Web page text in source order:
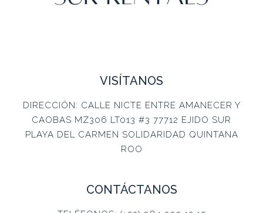
VISÍTANOS
DIRECCIÓN: CALLE NICTE ENTRE AMANECER Y
CAOBAS MZ306 LT013 #3 77712 EJIDO SUR
PLAYA DEL CARMEN SOLIDARIDAD QUINTANA
ROO
CONTÁCTANOS